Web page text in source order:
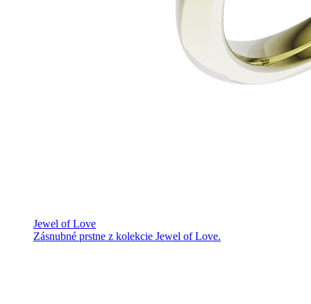
Jewel of Love
Zásnubné prstne z kolekcie Jewel of Love.